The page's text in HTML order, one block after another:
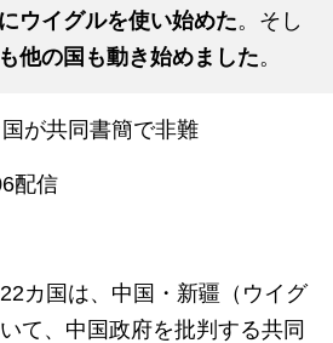
にウイグルを使い始めた。そし
他の国も動き始めました。
が共同書簡で非難
配信
カ国は、中国・新疆（ウイグ
て、中国政府を批判する共同